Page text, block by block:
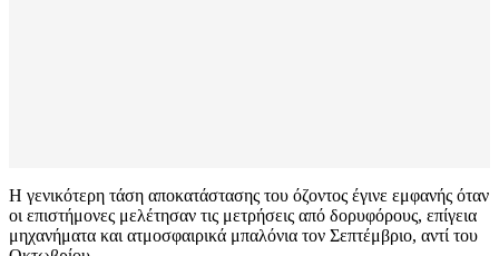
Η γενικότερη τάση αποκατάστασης του όζοντος έγινε εμφανής όταν
οι επιστήμονες μελέτησαν τις μετρήσεις από δορυφόρους, επίγεια
μηχανήματα και ατμοσφαιρικά μπαλόνια τον Σεπτέμβριο, αντί του